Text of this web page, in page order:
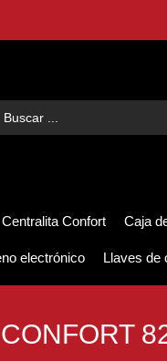
Centralita Confort Caja
electrónico Llaves de